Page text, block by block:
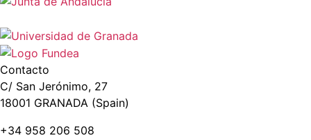
Contacto
C/ San Jerónimo, 27
18001 GRANADA (Spain)
+34 958 206 508